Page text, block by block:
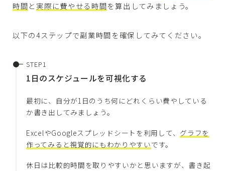
時間と 実際に費やせる時間を算出してみましょう。
以下の4ステップで副業時間を確保してみてください。
1日のスケジュールを可視化する
最初に、自分が1日のうち何にどれくらい費やしている
か書き出してみましょう。
ExcelやGoogleスプレッドシートを利用して、 グラフを
作ってみると視覚的にもわかりやすいです。
休日は比較的時間を取りやすいかと思いますが、書き起